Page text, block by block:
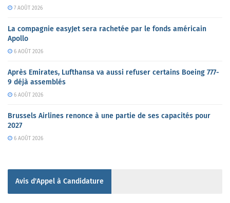
7 AOÛT 2026
La compagnie easyJet sera rachetée par le fonds américain
Apollo
6 AOÛT 2026
Après Emirates, Lufthansa va aussi refuser certains Boeing 777-
9 déjà assemblés
6 AOÛT 2026
Brussels Airlines renonce à une partie de ses capacités pour
2027
6 AOÛT 2026
Avis d'Appel à Candidature